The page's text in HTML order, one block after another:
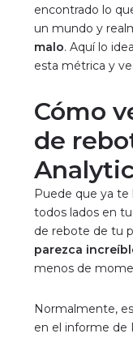
encontrado lo
un mundo y
malo. Aquí lo
esta métrica y
Cómo
de
Puede que ya te
todos lados en
de rebote de tu
parezca
menos de
Normalmente,
en el informe de